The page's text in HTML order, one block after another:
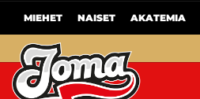
MIEHET NAISET AKATEMIA